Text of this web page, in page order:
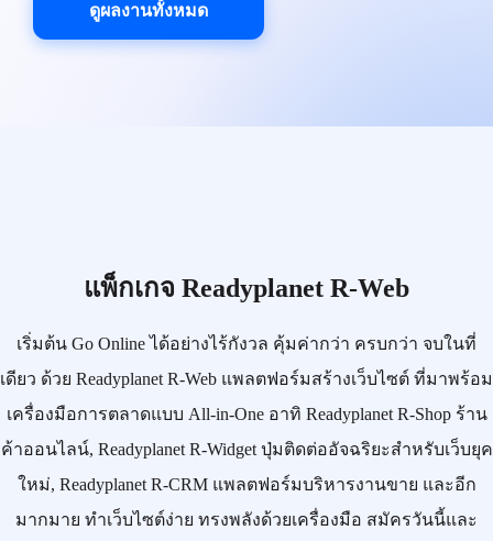
ดูผลงานทั้งหมด
แพ็กเกจ Readyplanet R-Web
เริ่มต้น Go Onlineได้อย่างไร้กังวล คุ้มค่ากว่า ครบกว่า จบในที่
เดียว ด้วย Readyplanet R-Web แพลตฟอร์มสร้างเว็บไซต์ ที่มาพร้อม
เครื่องมือการตลาดแบบ All-in-Oneอาทิ Readyplanet R-Shopร้าน
ค้าออนไลน์, Readyplanet R-Widgetปุ่มติดต่ออัจฉริยะสำหรับเว็บยุค
ใหม่, Readyplanet R-CRMแพลตฟอร์มบริหารงานขาย และอีก
มากมาย ทำเว็บไซต์ง่าย ทรงพลังด้วยเครื่องมือ สมัครวันนี้และ